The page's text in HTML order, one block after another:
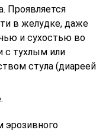
Проявляется
в желудке, даже
и сухостью во
с тухлым или
стула (диареей
эрозивного